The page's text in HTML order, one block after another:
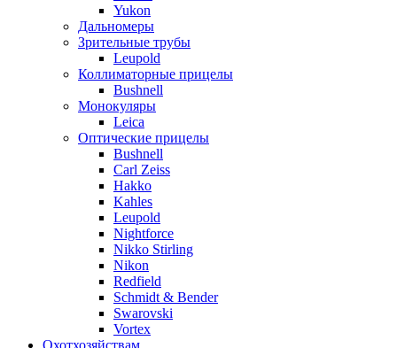
Yukon
Дальномеры
Зрительные трубы
Leupold
Коллиматорные прицелы
Bushnell
Монокуляры
Leica
Оптические прицелы
Bushnell
Carl Zeiss
Hakko
Kahles
Leupold
Nightforce
Nikko Stirling
Nikon
Redfield
Schmidt & Bender
Swarovski
Vortex
Охотхозяйствам